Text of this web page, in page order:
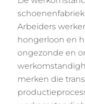
Arbeiders
hongerloon en
ongezonde en
merken die